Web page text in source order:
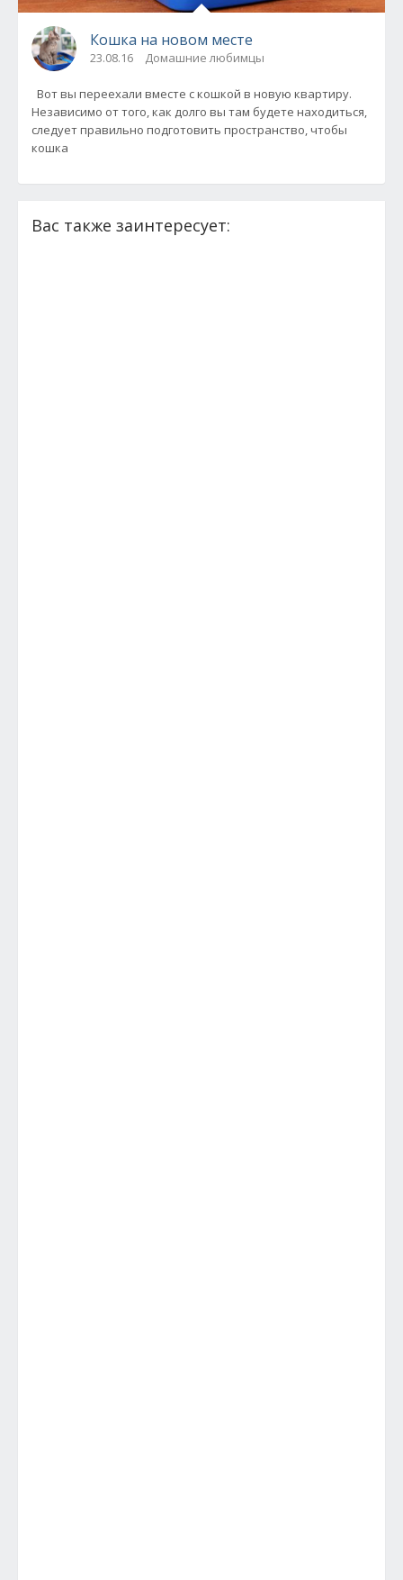
Кошка на новом месте
23.08.16 Домашние любимцы
Вот вы переехали вместе с кошкой в новую квартиру.
Независимо от того, как долго вы там будете находиться,
следует правильно подготовить пространство, чтобы
кошка
Вас также заинтересует: